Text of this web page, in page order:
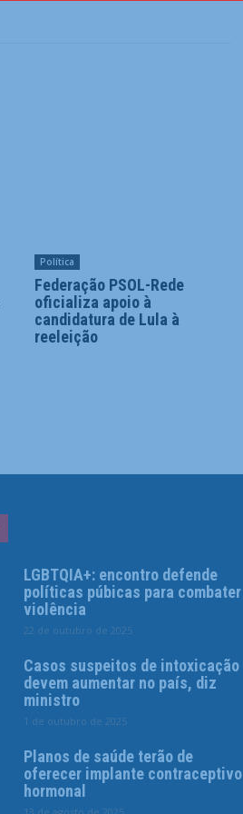
Política
Federação PSOL-Rede
oficializa apoio à
candidatura de Lula à
reeleição
LGBTQIA+: encontro defende
políticas púbicas para combater
violência
22 de outubro de 2025
Casos suspeitos de intoxicação
devem aumentar no país, diz
ministro
1 de outubro de 2025
Planos de saúde terão de
oferecer implante contraceptivo
hormonal